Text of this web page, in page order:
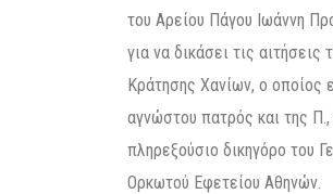
του Αρείου Πάγου Ιωάννη
για να δικάσει τις
Κράτησης Χανίων, ο οποίος
αγνώστου πατρός και της
πληρεξούσιο δικηγόρο του
Ορκωτού Εφετείου Αθηνών.